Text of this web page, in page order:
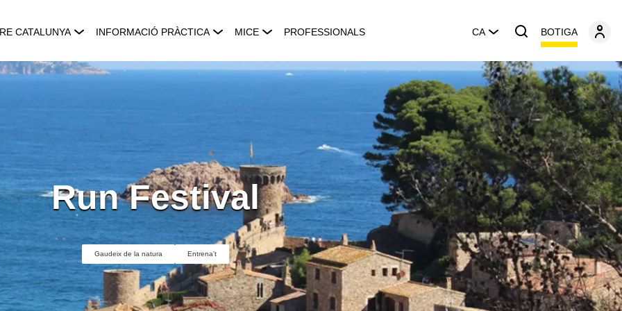
CATALUNYA INFORMACIÓ PRÀCTICA MICE PROFESSIONALS CA BOTIGA
Run Festival
Gaudeix de la natura Entrena't